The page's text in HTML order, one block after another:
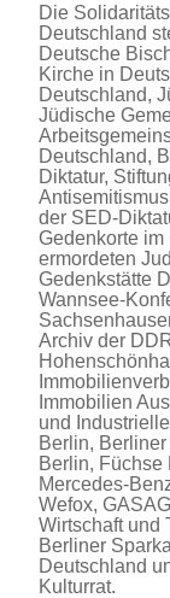
Die
Deutschland
Deutsche
Kirche in
Deutschland,
Jüdische
Deutschland,
Diktatur,
der SED-
Gedenkorte
ermordeten
Gedenkstätte
Wannsee-
Archiv der
Immobilien
und
Berlin,
Berlin, Füchse
Mercedes-
Wefox,
Wirtschaft und
Berliner
Deutschland
Kulturrat.